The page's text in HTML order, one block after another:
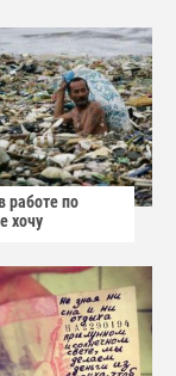
работе по
хочу